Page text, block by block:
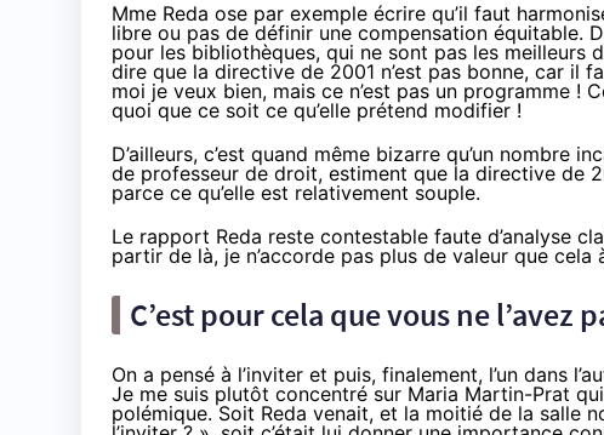
Mme Reda ose par exemple écrire qu’il faut
libre ou pas de définir une compensation équitable.
pour les bibliothèques, qui ne sont pas les meilleurs
dire que la directive de 2001 n’est pas bonne, car il
moi je veux bien, mais ce n’est pas un programme !
quoi que ce soit ce qu’elle prétend modifier !
D’ailleurs, c’est quand même bizarre qu’un nombre
de professeur de droit, estiment que la directive de
parce ce qu’elle est relativement souple.
Le rapport Reda reste contestable faute d’analyse
partir de là, je n’accorde pas plus de valeur que cela
C’est pour cela que vous ne l’avez
On a pensé à l’inviter et puis, finalement, l’un dans
Je me suis plutôt concentré sur Maria Martin-Prat qui
polémique. Soit Reda venait, et la moitié de la salle